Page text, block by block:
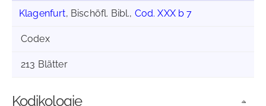
Klagenfurt, Bischöfl. Bibl., Cod. XXX b 7
Codex
213 Blätter
Kodikologie